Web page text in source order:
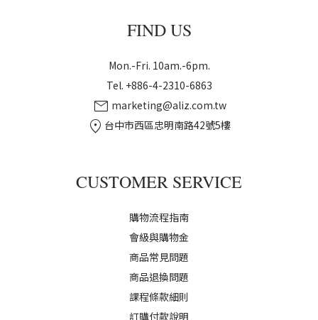
FIND US
Mon.-Fri. 10am.-6pm.
Tel. +886-4-2310-6863
mail marketing@aliz.com.tw
location_on 台中市西區忠明南路42號5樓
CUSTOMER SERVICE
購物流程指南
會級與購物金
商品常見問題
商品退換問題
課程條款細則
訂購付款說明